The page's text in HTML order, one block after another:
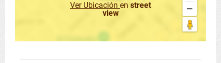
Ver Ubicación en street
view